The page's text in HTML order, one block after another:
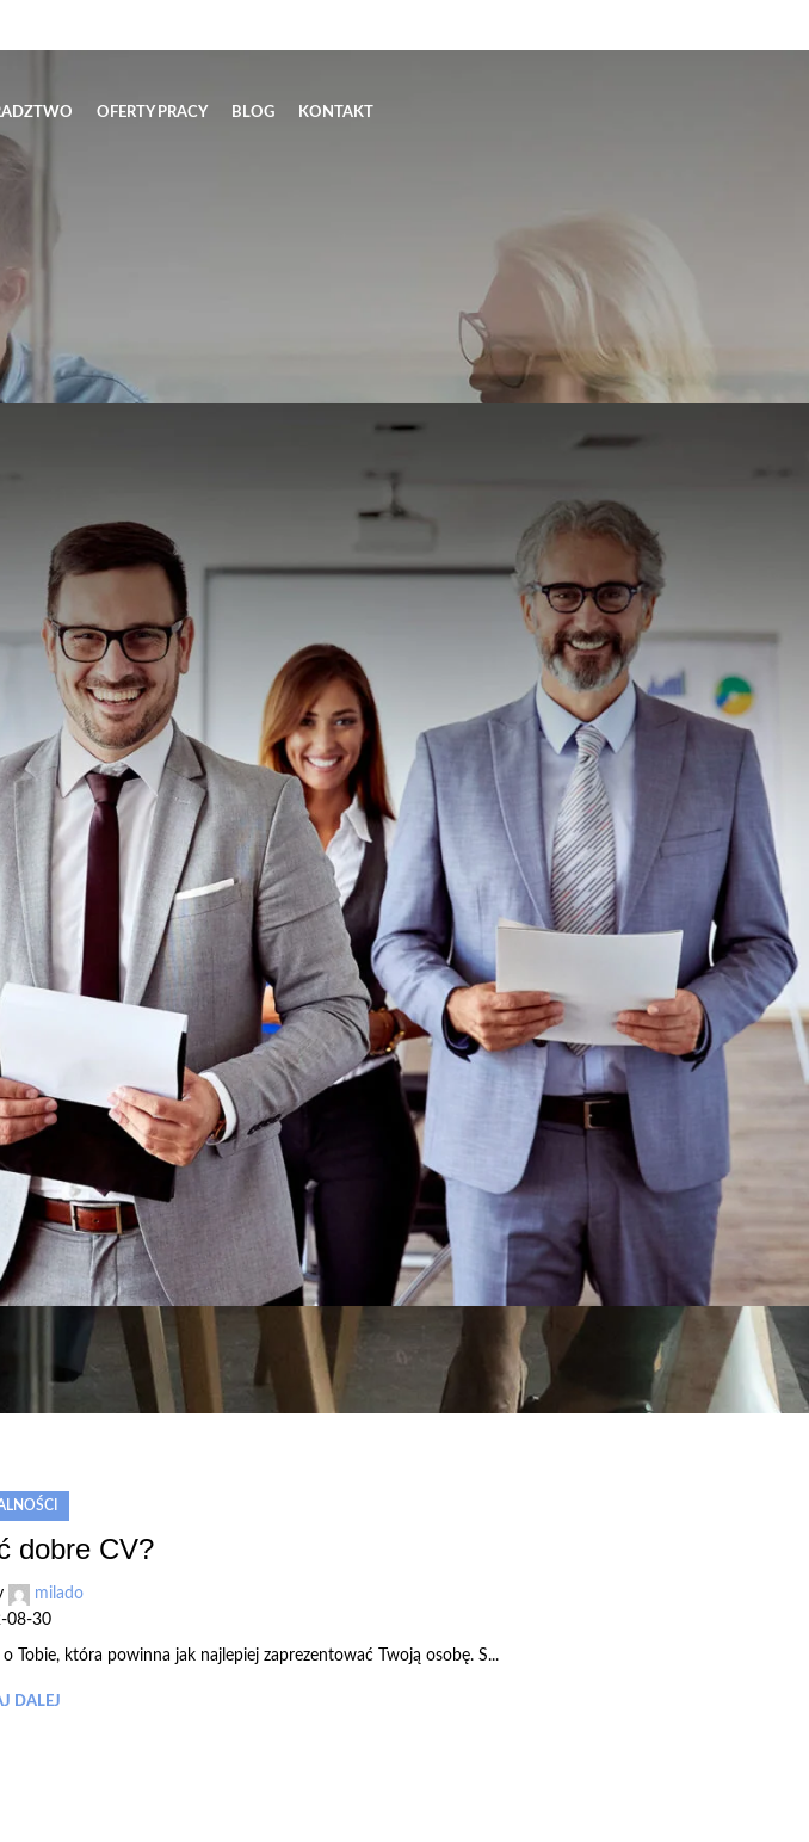
OFERTY PRACY BLOG KONTAKT
dobre CV?
milado
08-30
Tobie, która powinna jak najlepiej zaprezentować Twoją osobę. S...
DALEJ